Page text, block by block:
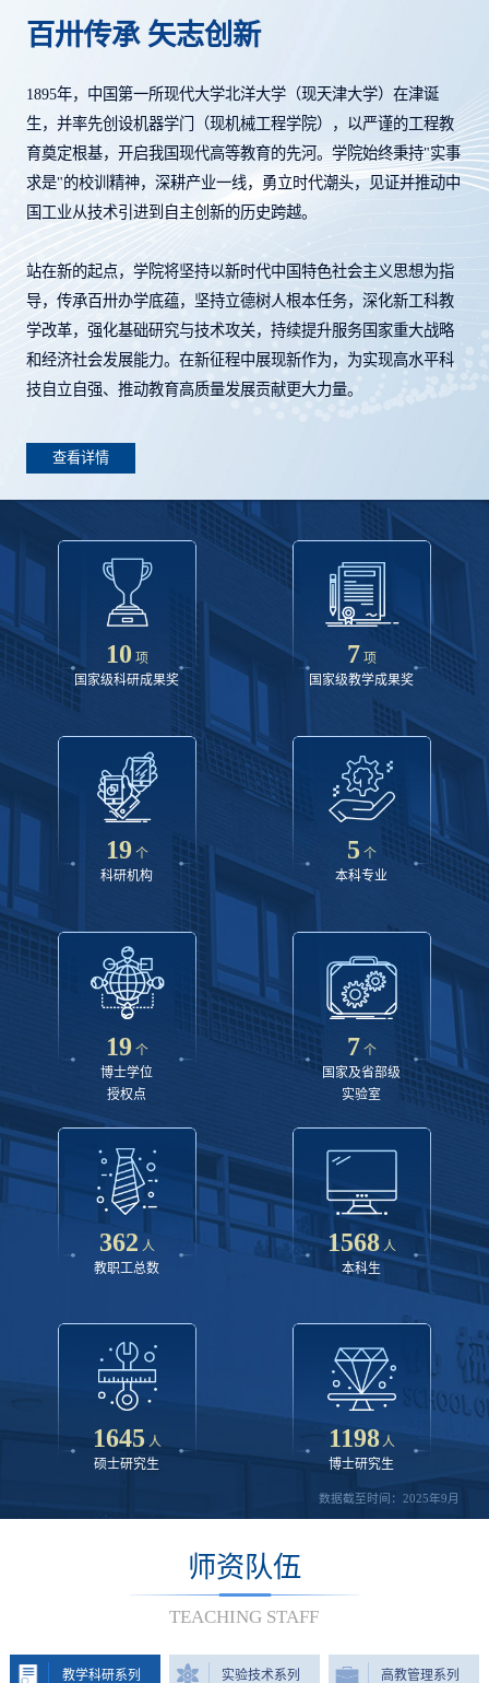
百卅传承 矢志创新
1895年，中国第一所现代大学北洋大学（现天津大学）在津诞
生，并率先创设机器学门（现机械工程学院），以严谨的工程教
育奠定根基，开启我国现代高等教育的先河。学院始终秉持"实事
求是"的校训精神，深耕产业一线，勇立时代潮头，见证并推动中
国工业从技术引进到自主创新的历史跨越。
站在新的起点，学院将坚持以新时代中国特色社会主义思想为指
导，传承百卅办学底蕴，坚持立德树人根本任务，深化新工科教
学改革，强化基础研究与技术攻关，持续提升服务国家重大战略
和经济社会发展能力。在新征程中展现新作为，为实现高水平科
技自立自强、推动教育高质量发展贡献更大力量。
查看详情
10 项
国家级科研成果奖
7 项
国家级教学成果奖
19 个
科研机构
5 个
本科专业
19 个
博士学位
授权点
7 个
国家及省部级
实验室
362 人
教职工总数
1568 人
本科生
1645 人
硕士研究生
1198 人
博士研究生
数据截至时间：2025年9月
师资队伍
TEACHING STAFF
教学科研系列 实验技术系列 高教管理系列